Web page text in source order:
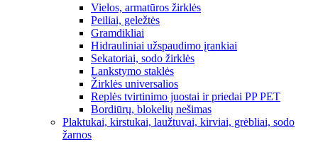
Vielos, armatūros žirklės
Peiliai, geležtės
Gramdikliai
Hidrauliniai užspaudimo įrankiai
Sekatoriai, sodo žirklės
Lankstymo staklės
Žirklės universalios
Replės tvirtinimo juostai ir priedai PP PET
Bordiūrų, blokelių nešimas
Plaktukai, kirstukai, laužtuvai, kirviai, grėbliai, sodo
žarnos